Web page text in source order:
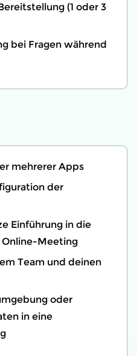
(1 oder 3
bei Fragen während
mehrerer Apps
der
Einführung in die
Meeting
Team und deinen
oder
in eine